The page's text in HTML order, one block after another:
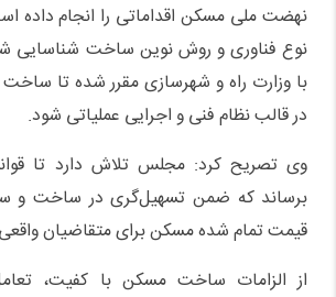
نوع فناوری و روش نوین ساخت شناسایی
با وزارت راه و شهرسازی مقرر شده تا
در قالب نظام فنی و اجرایی عملیاتی شود.
وی تصریح کرد: مجلس تلاش دارد تا
برساند که ضمن تسهیل‌گری در ساخت و
قیمت تمام شده مسکن برای متقاضیان
از الزامات ساخت مسکن با کفیت،